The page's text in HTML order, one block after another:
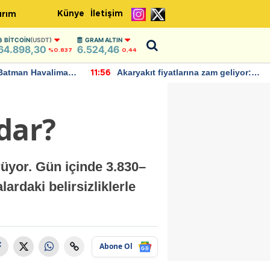
Künye İletişim
BITCOIN(USDT)
%0.837
GRAM ALTIN
6.524,46 0,44
Havalimanı
11:56
Akaryakıt fiyatlarına zam geliyor:
Gün içinde 3.830–
belirsizliklerle
Abone Ol